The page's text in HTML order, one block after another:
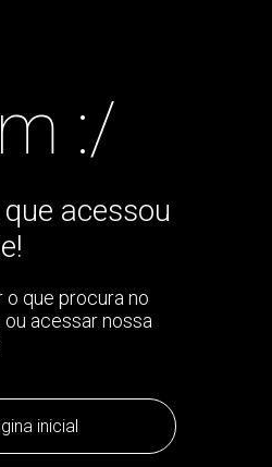
:/
acessou
o que procura no
acessar nossa
inicial